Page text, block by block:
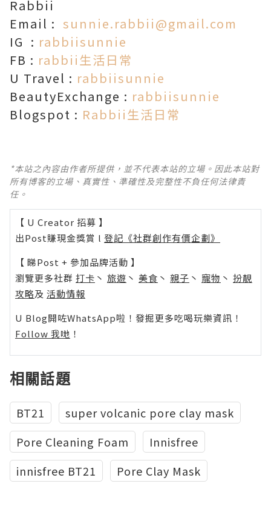
Rabbii
Email : sunnie.rabbii@gmail.com
IG : rabbiisunnie
FB : rabbii生活日常
U Travel : rabbiisunnie
BeautyExchange : rabbiisunnie
Blogspot : Rabbii生活日常
*本站之內容由作者所提供，並不代表本站的立場。因此本站對
所有博客的立場、真實性、準確性及完整性不負任何法律責
任。
【 U Creator 招募 】
出Post賺現金獎賞 l 登記《社群創作有價企劃》
【 睇Post + 參加品牌活動 】
瀏覽更多社群 打卡 丶 旅遊 丶 美食 丶 親子 丶 寵物 丶 扮靚
攻略及 活動情報
U Blog開咗WhatsApp啦！發掘更多吃喝玩樂資訊！
Follow 我哋 ！
相關話題
BT21
super volcanic pore clay mask
Pore Cleaning Foam
Innisfree
innisfree BT21
Pore Clay Mask